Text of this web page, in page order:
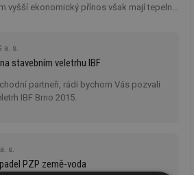
vyšší ekonomický přínos však mají tepelná
na vytápění a přípravu teplé vody.
a. s.
stavebním veletrhu IBF
partneři, rádi bychom Vás pozvali
IBF Brno 2015.
s.
PZP země-voda